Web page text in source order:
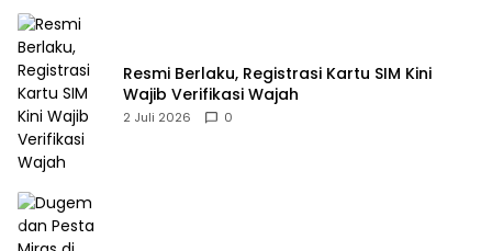
Resmi Berlaku, Registrasi Kartu SIM Kini
Wajib Verifikasi Wajah
2 Juli 2026 0